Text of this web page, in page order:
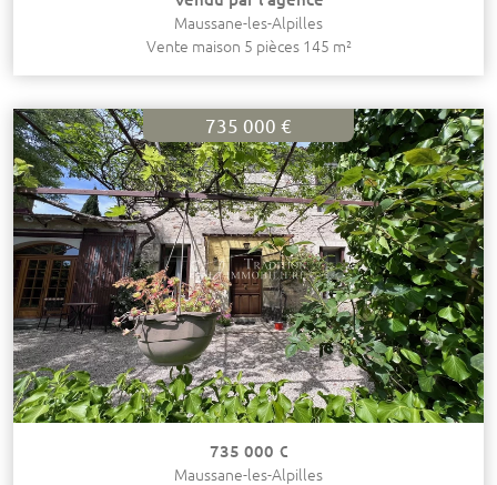
Maussane-les-Alpilles
Vente maison 5 pièces 145 m²
735 000 €
735 000 €
Maussane-les-Alpilles